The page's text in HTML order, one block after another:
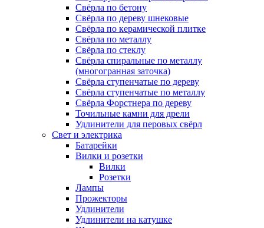
Свёрла по бетону
Свёрла по дереву шнековые
Свёрла по керамической плитке
Свёрла по металлу
Свёрла по стеклу
Свёрла спиральные по металлу
(многогранная заточка)
Свёрла ступенчатые по дереву
Свёрла ступенчатые по металлу
Свёрла Форстнера по дереву
Точильные камни для дрели
Удлинители для перовых свёрл
Свет и электрика
Батарейки
Вилки и розетки
Вилки
Розетки
Лампы
Прожекторы
Удлинители
Удлинители на катушке